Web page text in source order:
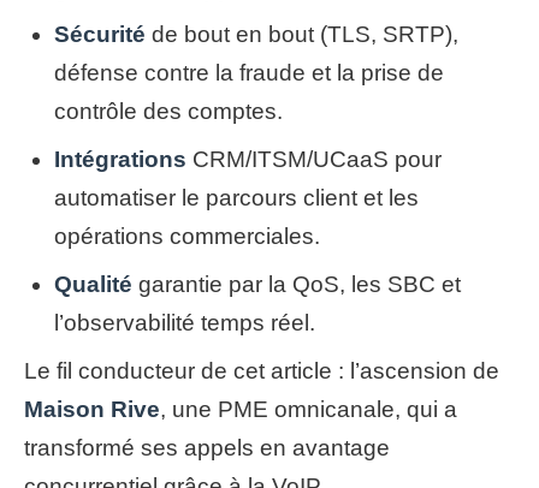
Sécurité de bout en bout (TLS, SRTP),
défense contre la fraude et la prise de
contrôle des comptes.
Intégrations CRM/ITSM/UCaaS pour
automatiser le parcours client et les
opérations commerciales.
Qualité garantie par la QoS, les SBC et
l’observabilité temps réel.
Le fil conducteur de cet article : l’ascension de
Maison Rive, une PME omnicanale, qui a
transformé ses appels en avantage